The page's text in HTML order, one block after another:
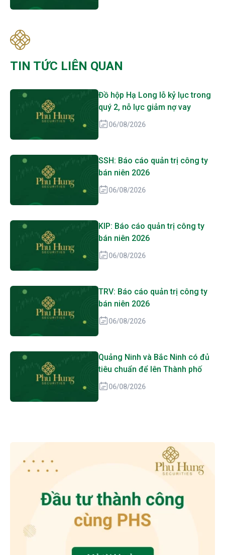
TIN TỨC LIÊN QUAN
Đồ hộp Hạ Long lỗ kỷ lục trong
quý 2, nỗ lực giảm nợ vay
06/08/2026
SSH: Báo cáo quản trị công ty
bán niên 2026
06/08/2026
KIP: Báo cáo quản trị công ty
bán niên 2026
06/08/2026
TRV: Báo cáo quản trị công ty
bán niên 2026
06/08/2026
Quảng Ninh và Bắc Ninh có đủ
tiêu chuẩn để lên Thành phố
06/08/2026